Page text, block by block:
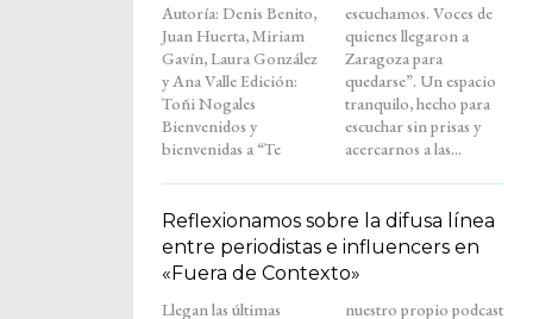
Autoría: Denis Benito,
Juan Huerta, Miriam
Gavín, Laura González
y Ana Valle Edición:
Toñi Nogales
Bienvenidos y
bienvenidas a “Te
escuchamos. Voces de
quienes llegaron a
Zaragoza para
quedarse”. Un espacio
tranquilo, hecho para
escuchar sin prisas y
acercarnos a las...
Reflexionamos sobre la difusa línea
entre periodistas e influencers en
«Fuera de Contexto»
Llegan las últimas
nuestro propio podcast